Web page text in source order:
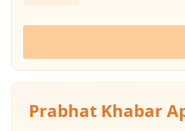
Prabhat Khabar